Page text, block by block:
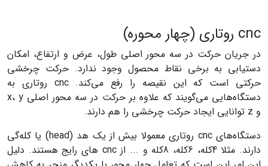
cnc روتاری (چهار محوره)
در جریان حرکت در سه محور اصلی طول، عرض و ارتفاع، امکان
دستیابی به برخی نقاط محصول وجود ندارد. حرکت چرخشی
حرکتی است که این نقیصه را رفع می‌کند. cnc روتاری به
دستگاه‌هایی می‌گویند که علاوه بر حرکت در سه محور اصلی x، y
و z توانایی ایجاد حرکت چرخشی را هم دارند.
دستگاه‌های cnc روتاری معمولا بیش از یک هد (head) یا کله‌گی
دارند. مثلا 4کله، 6کله، 8کله و ... از cnc های رایج هستند. دلیل